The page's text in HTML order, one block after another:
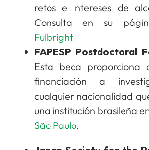
retos e intereses de
Consulta en su
Fulbright.
FAPESP Postdoctoral
Esta beca proporciona
financiación a
cualquier nacionalidad
una institución brasileña
São Paulo.